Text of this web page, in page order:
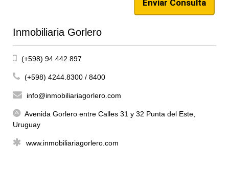
Inmobiliaria Gorlero
(+598) 94 442 897
(+598) 4244.8300 / 8400
info@inmobiliariagorlero.com
Avenida Gorlero entre Calles 31 y 32 Punta del Este,
Uruguay
www.inmobiliariagorlero.com